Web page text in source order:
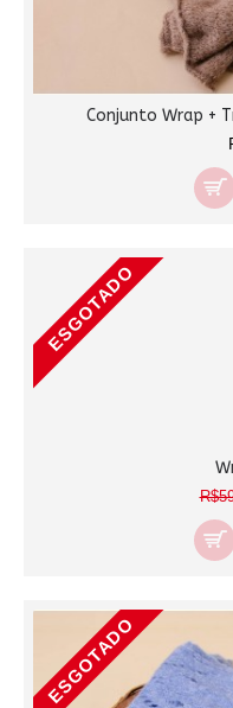
Conjunto Wrap +
ESGOTADO
ESGOTADO